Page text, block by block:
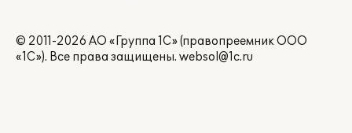
© 2011-2026 АО «Группа 1С» (правопреемник ООО
«1С»). Все права защищены. websol@1c.ru